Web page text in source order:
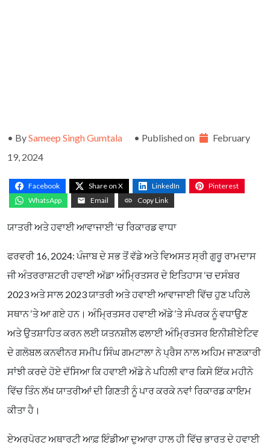
• BySameep Singh Gumtala • Published on
February
19, 2024
Facebook Share on X LinkedIn
Pinterest
WhatsApp
Email Copy Link
ਯਾਤਰੀ ਅਤੇ ਹਵਾਈ ਆਵਾਜਾਈ ‘ਚ ਰਿਕਾਰਡ ਵਾਧਾ
ਫਰਵਰੀ 16, 2024: ਪੰਜਾਬ ਦੇ ਸਭ ਤੋਂ ਵੱਡੇ ਅਤੇ ਵਿਅਸਤ ਸ੍ਰੀ ਗੁਰੂ ਰਾਮਦਾਸ
ਜੀ ਅੰਤਰਰਾਸ਼ਟਰੀ ਹਵਾਈ ਅੱਡਾ ਅੰਮ੍ਰਿਤਸਰ ਦੇ ਇਤਿਹਾਸ ‘ਚ ਦਸੰਬਰ
2023 ਅਤੇ ਸਾਲ 2023 ਯਾਤਰੀ ਅਤੇ ਹਵਾਈ ਆਵਾਜਾਈ ਵਿੱਚ ਹੁਣ ਪਹਿਲੇ
ਸਥਾਨ ‘ਤੇ ਆ ਗਏ ਹਨ। ਅੰਮ੍ਰਿਤਸਰ ਹਵਾਈ ਅੱਡੇ ‘ਤੇ ਸੰਪਰਕ ਨੂੰ ਵਧਾਉਣ
ਅਤੇ ਉਤਸ਼ਾਹਿਤ ਕਰਨ ਲਈ ਯਤਨਸ਼ੀਲ ਫਲਾਈ ਅੰਮ੍ਰਿਤਸਰ ਇਨੀਸ਼ੀਏਟਿਵ
ਦੇ ਗਲੋਬਲ ਕਨਵੀਨਰ ਸਮੀਪ ਸਿੰਘ ਗਮਟਾਲਾ ਨੇ ਪ੍ਰੈਸ ਨਾਲ ਅਹਿਮ ਜਾਣਕਾਰੀ
ਸਾਂਝੀ ਕਰਦੇ ਹੋਏ ਦੱਸਿਆ ਕਿ ਹਵਾਈ ਅੱਡੇ ਨੇ ਪਹਿਲੀ ਵਾਰ ਕਿਸੇ ਇੱਕ ਮਹੀਨੇ
ਵਿੱਚ ਤਿੰਨ ਲੱਖ ਯਾਤਰੀਆਂ ਦੀ ਗਿਣਤੀ ਨੂੰ ਪਾਰ ਕਰਕੇ ਨਵਾਂ ਰਿਕਾਰਡ ਕਾਇਮ
ਕੀਤਾ ਹੈ।
ਏਅਰਪੋਰਟ ਅਥਾਰਟੀ ਆਫ਼ ਇੰਡੀਆ ਦੁਆਰਾ ਹਾਲ ਹੀ ਵਿੱਚ ਭਾਰਤ ਦੇ ਹਵਾਈ